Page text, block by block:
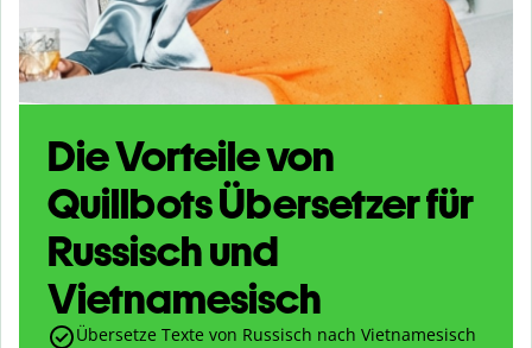
Die Vorteile von
Quillbots Übersetzer für
Russisch und
Vietnamesisch
Übersetze Texte von Russisch nach Vietnamesisch